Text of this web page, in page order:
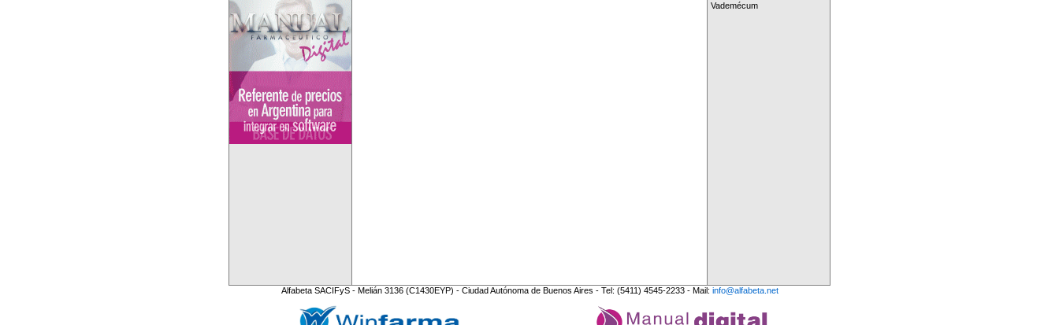
Vademécum
Alfabeta SACIFyS - Melián 3136 (C1430EYP) - Ciudad Autónoma de Buenos Aires - Tel: (5411) 4545-2233 - Mail: info@alfabeta.net